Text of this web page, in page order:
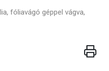
fóliavágó géppel vágva,